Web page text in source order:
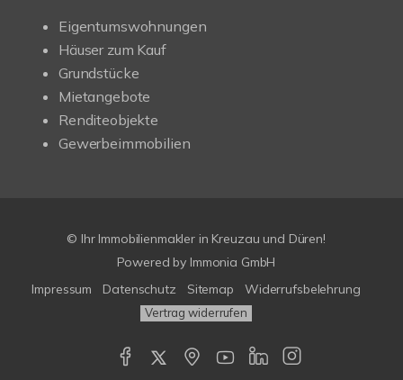
Eigentumswohnungen
Häuser zum Kauf
Grundstücke
Mietangebote
Renditeobjekte
Gewerbeimmobilien
© Ihr Immobilienmakler in Kreuzau und Düren!
Powered by Immonia GmbH
Impressum
Datenschutz Sitemap Widerrufsbelehrung
Vertrag widerrufen